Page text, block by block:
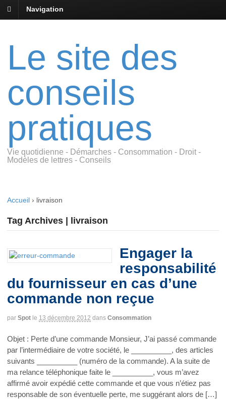
Navigation
Le site des
conseils
pratiques
Vie quotidienne - Démarches - Consommation - Droit -
Modèles de lettres - Conseils
Accueil › livraison
Tag Archives | livraison
Engager la
responsabilité
du fournisseur en cas d’une
commande non reçue
par Spot le 13 décembre 2012 dans Consommation
Objet : Perte d’une commande Monsieur, J’ai passé commande
par l’intermédiaire de votre société, le __________, des articles
suivants __________ (numéro de la commande). A la suite de
ma relance téléphonique faite le __________, vous m’avez
affirmé avoir expédié cette commande et que vous n’étiez pas
responsable de son éventuelle perte, me suggérant alors de […]